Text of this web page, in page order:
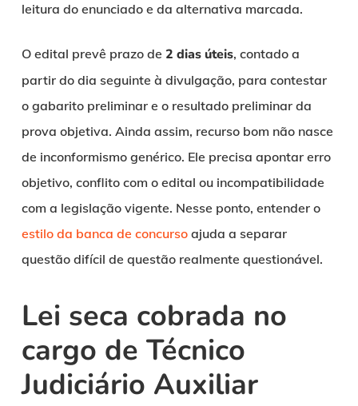
leitura do enunciado e da alternativa marcada.
O edital prevê prazo de 2 dias úteis, contado a
partir do dia seguinte à divulgação, para contestar
o gabarito preliminar e o resultado preliminar da
prova objetiva. Ainda assim, recurso bom não nasce
de inconformismo genérico. Ele precisa apontar erro
objetivo, conflito com o edital ou incompatibilidade
com a legislação vigente. Nesse ponto, entender o
estilo da banca de concursoajuda a separar
questão difícil de questão realmente questionável.
Lei seca cobrada no
cargo de Técnico
Judiciário Auxiliar